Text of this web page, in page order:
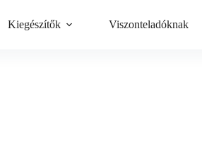
Kiegészítők Viszonteladóknak